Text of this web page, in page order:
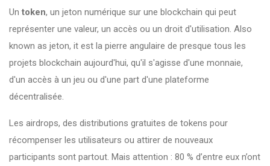
Un token, un jeton numérique sur une blockchain qui peut
représenter une valeur, un accès ou un droit d'utilisation. Also
known as jeton, it est la pierre angulaire de presque tous les
projets blockchain aujourd'hui, qu'il s'agisse d'une monnaie,
d'un accès à un jeu ou d'une part d'une plateforme
décentralisée.
Les airdrops, des distributions gratuites de tokens pour
récompenser les utilisateurs ou attirer de nouveaux
participants sont partout. Mais attention : 80 % d’entre eux n’ont